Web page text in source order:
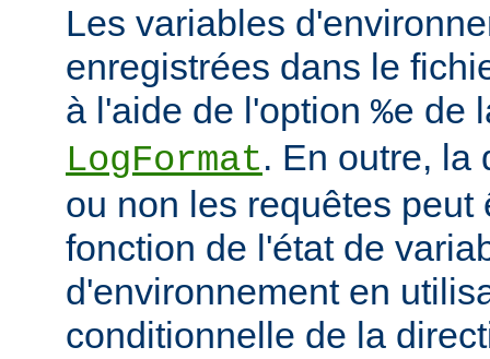
Les variables
enregistrées dans le
à l'aide de l'option %e de
LogFormat. En outre, la
ou non les requêtes peut
fonction de l'état de
d'environnement en
conditionnelle de la